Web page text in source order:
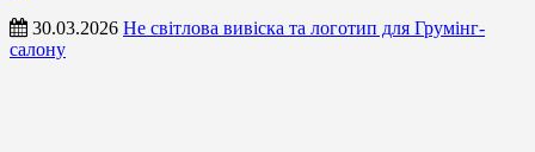
30.03.2026 Не світлова вивіска та логотип для Грумінг-
салону